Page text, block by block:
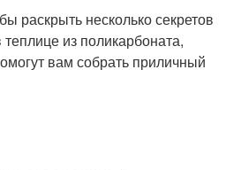
раскрыть несколько секретов
из поликарбоната,
вам собрать приличный